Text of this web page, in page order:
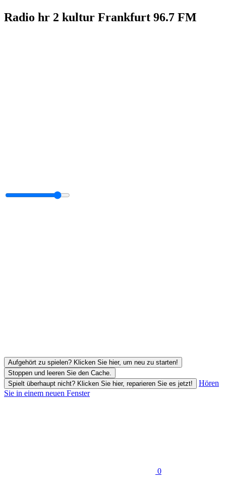
Radio hr 2 kultur Frankfurt 96.7 FM
Aufgehört zu spielen? Klicken Sie hier, um neu zu starten!
Stoppen und leeren Sie den Cache.
Spielt überhaupt nicht? Klicken Sie hier, reparieren Sie es jetzt!
Hören
Sie in einem neuen Fenster
0